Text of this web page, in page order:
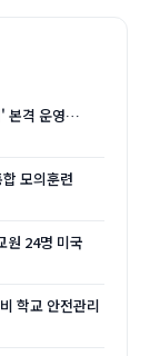
' 본격 운영…
모의훈련
원 24명 미국
학교 안전관리